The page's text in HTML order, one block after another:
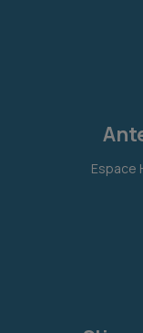
Espace